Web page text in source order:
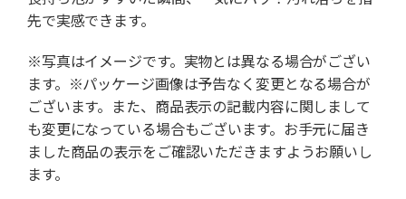
先で実感できます。
※写真はイメージです。実物とは異なる場合がござい
ます。※パッケージ画像は予告なく変更となる場合が
ございます。また、商品表示の記載内容に関しまして
も変更になっている場合もございます。お手元に届き
ました商品の表示をご確認いただきますようお願いし
ます。